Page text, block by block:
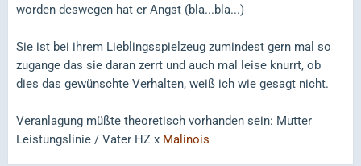
worden deswegen hat er Angst (bla...bla...)
Sie ist bei ihrem Lieblingsspielzeug zumindest gern mal so
zugange das sie daran zerrt und auch mal leise knurrt, ob
dies das gewünschte Verhalten, weiß ich wie gesagt nicht.
Veranlagung müßte theoretisch vorhanden sein: Mutter
Leistungslinie / Vater HZ x Malinois